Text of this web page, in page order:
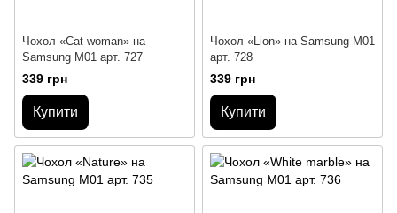
Чохол «Cat-woman» на
Samsung M01 арт. 727
339 грн
Купити
Чохол «Lion» на Samsung M01
арт. 728
339 грн
Купити